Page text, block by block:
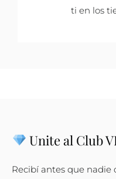
ti en los
Unite al Club
Recibí antes que nadie